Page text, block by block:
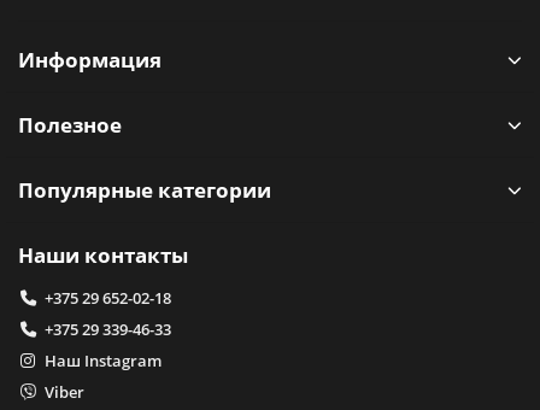
Информация
Полезное
Популярные категории
Наши контакты
+375 29 652-02-18
+375 29 339-46-33
Наш Instagram
Viber